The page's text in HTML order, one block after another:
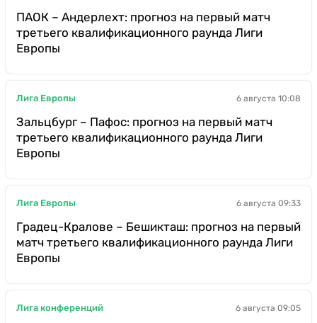
ПАОК – Андерлехт: прогноз на первый матч
третьего квалификационного раунда Лиги
Европы
Лига Европы 6 августа 10:08
Зальцбург – Пафос: прогноз на первый матч
третьего квалификационного раунда Лиги
Европы
Лига Европы 6 августа 09:33
Градец-Кралове – Бешикташ: прогноз на первый
матч третьего квалификационного раунда Лиги
Европы
Лига конференций 6 августа 09:05